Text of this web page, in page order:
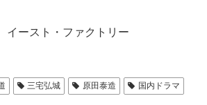
イースト・ファクトリー
三宅弘城 原田泰造
国内ドラマ